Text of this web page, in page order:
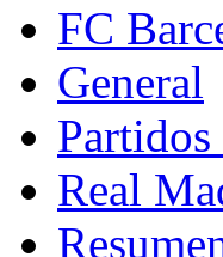
FC
General
Real